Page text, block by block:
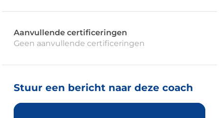
Aanvullende certificeringen
Geen aanvullende certificeringen
Stuur een bericht naar deze coach